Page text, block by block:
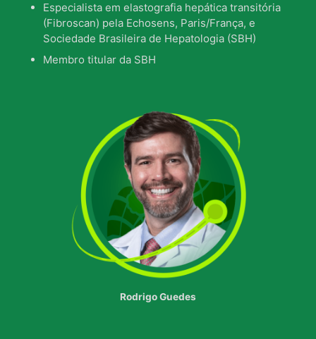
Especialista em elastografia hepática transitória
(Fibroscan) pela Echosens, Paris/França, e
Sociedade Brasileira de Hepatologia (SBH)
Membro titular da SBH
Rodrigo Guedes